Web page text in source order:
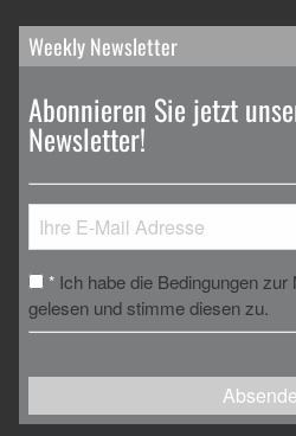
Weekly Newsletter
Abonnieren Sie jetzt
Newsletter!
* Ich habe die Bedingungen
gelesen und stimme diesen zu.